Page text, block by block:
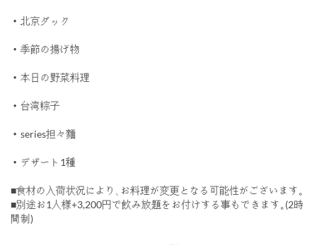
・北京ダック
・季節の揚げ物
・本日の野菜料理
・台湾粽子
・series担々麵
・デザート1種
■食材の入荷状況により､お料理が変更となる可能性がございます｡
■別途お1人様+3,200円で飲み放題をお付けする事もできます｡(2時
間制)